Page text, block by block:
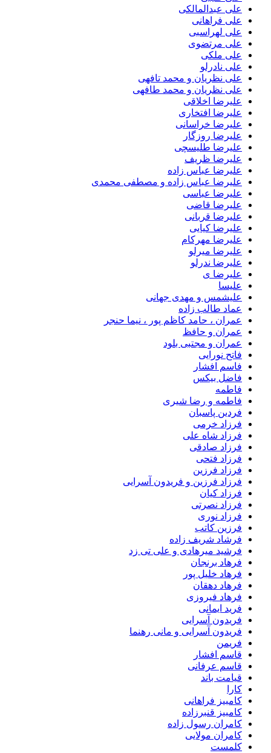
علی عبدالمالکی
علی فراهانی
علی لهراسبی
علی مرتضوی
علی ملکی
علی نادرلو
علی نظریان و محمد تافهی
علی نظریان و محمد طافهی
علیرضا اخلاقی
علیرضا افتخاری
علیرضا خراسانی
علیرضا روزگار
علیرضا طلیسچی
علیرضا ظریف
علیرضا عباس زاده
علیرضا عباس زاده و مصطفی محمدی
علیرضا عباسی
علیرضا قاضی
علیرضا قربانی
علیرضا کیایی
علیرضا مهرکام
علیرضا میرلو
علیرضا ندرلو
علیرضا ی
علیسا
علیشمس و مهدی جهانی
عماد طالب زاده
عمران ، حامد کاظم پور ، نیما حنجر
عمران و حافظ
عمران و مجتبی بلود
فاتح نورایی
فاسم افشار
فاضل بیکس
فاطمه
فاطمه و رضا شیری
فردین پاسبان
فرزاد خرمی
فرزاد شاه علی
فرزاد صادقى
فرزاد فتحی
فرزاد فرزین
فرزاد فرزین و فریدون آسرایی
فرزاد کیان
فرزاد نصرتی
فرزاد نوری
فرزین کاتب
فرشاد شریف زاده
فرشید میرهادی و علی تی زد
فرهاد برنجان
فرهاد خلیل پور
فرهاد دهقان
فرهاد فیروزی
فرید ایمانی
فریدون آسرایی
فریدون آسرایی و مانی رهنما
فریمن
قاسم افشار
قاسم عرفانی
قیامت باند
کارا
کامبیز فراهانی
کامبیز قنبرزاده
کامران رسول زاده
کامران مولایی
کلمست